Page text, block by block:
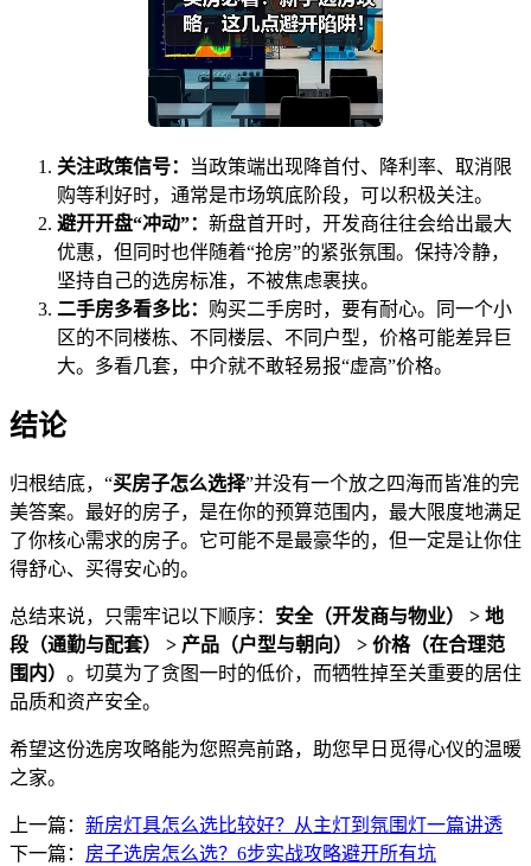
关注政策信号：
当政策端出现降首付、降利率、取消限
购等利好时，通常是市场筑底阶段，可以积极关注。
避开开盘“冲动”： 新盘首开时，开发商往往会给出最大
优惠，但同时也伴随着“抢房”的紧张氛围。保持冷静，
坚持自己的选房标准，不被焦虑裹挟。
二手房多看多比： 购买二手房时，要有耐心。同一个小
区的不同楼栋、不同楼层、不同户型，价格可能差异巨
大。多看几套，中介就不敢轻易报“虚高”价格。
结论
归根结底，“买房子怎么选择”并没有一个放之四海而皆准的完
美答案。最好的房子，是在你的预算范围内，最大限度地满足
了你核心需求的房子。它可能不是最豪华的，但一定是让你住
得舒心、买得安心的。
总结来说，只需牢记以下顺序： 安全（开发商与物业） > 地
段（通勤与配套） > 产品（户型与朝向） > 价格（在合理范
围内） 。切莫为了贪图一时的低价，而牺牲掉至关重要的居住
品质和资产安全。
希望这份选房攻略能为您照亮前路，助您早日觅得心仪的温暖
之家。
上一篇： 新房灯具怎么选比较好？从主灯到氛围灯一篇讲透
下一篇： 房子选房怎么选？6步实战攻略避开所有坑